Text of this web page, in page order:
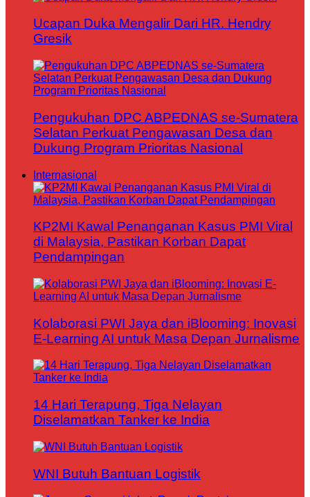
Ucapan Duka Mengalir Dari HR. Hendry
Gresik
Pengukuhan DPC ABPEDNAS se-Sumatera
Selatan Perkuat Pengawasan Desa dan
Dukung Program Prioritas Nasional
Internasional
KP2MI Kawal Penanganan Kasus PMI Viral
di Malaysia, Pastikan Korban Dapat
Pendampingan
Kolaborasi PWI Jaya dan iBlooming: Inovasi
E-Learning AI untuk Masa Depan Jurnalisme
14 Hari Terapung, Tiga Nelayan
Diselamatkan Tanker ke India
WNI Butuh Bantuan Logistik